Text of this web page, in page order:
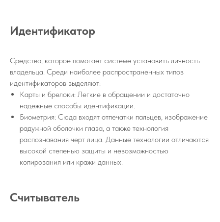
Идентификатор
Средство, которое помогает системе установить личность
владельца. Среди наиболее распространенных типов
идентификаторов выделяют:
Карты и брелоки: Легкие в обращении и достаточно
надежные способы идентификации.
Биометрия: Сюда входят отпечатки пальцев, изображение
радужной оболочки глаза, а также технология
распознавания черт лица. Данные технологии отличаются
высокой степенью защиты и невозможностью
копирования или кражи данных.
Считыватель